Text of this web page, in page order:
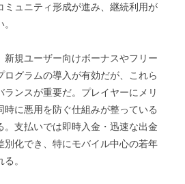
ミュニティ形成が進み、継続利用が
新規ユーザー向けボーナスやフリー
ログラムの導入が有効だが、これら
ンスが重要だ。プレイヤーにメリ
時に悪用を防ぐ仕組みが整っている
。支払いでは即時入金・迅速な出金
別化でき、特にモバイル中心の若年
。